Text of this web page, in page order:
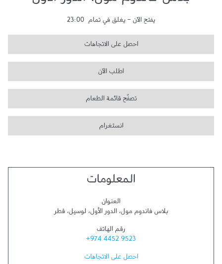
يفتح الآن - يغلق في تمام 23:00
احصل على الاتجاهات
اطلب الآن
تصفّح قائمة الطعام
انستغرام
المعلومات
العنوان
بلاس فاندوم مول، الدور الأول، لوسيل، قطر
رقم الهاتف
+974 4452 9523
احصل على الاتجاهات